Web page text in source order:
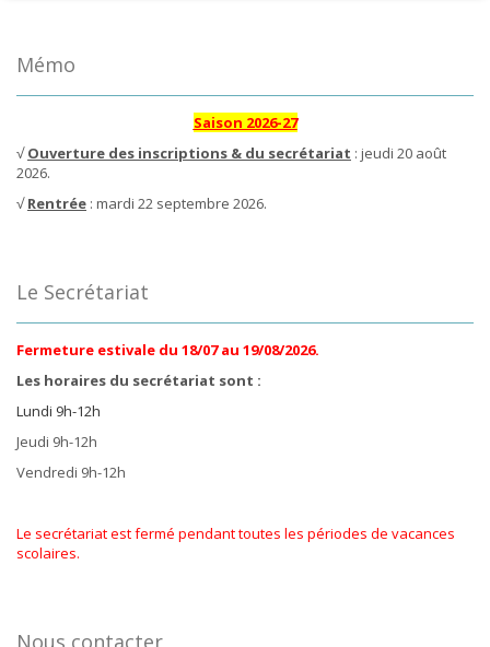
Mémo
Saison 2026-27
√Ouverture des inscriptions & du secrétariat : jeudi 20 août
2026.
√Rentrée : mardi 22 septembre 2026.
Le Secrétariat
Fermeture estivale du 18/07 au 19/08/2026.
Les horaires du secrétariat sont :
Lundi 9h-12h
Jeudi 9h-12h
Vendredi 9h-12h
Le secrétariat est fermé pendant toutes les périodes de vacances
scolaires.